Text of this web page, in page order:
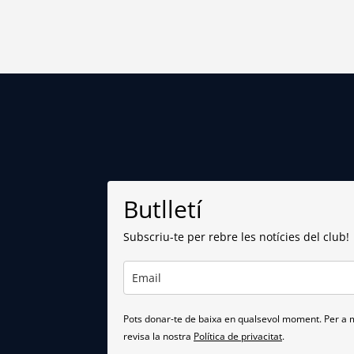
Butlletí
Subscriu-te per rebre les notícies del club!
Pots donar-te de baixa en qualsevol moment. Per a
revisa la nostra Política de privacitat.